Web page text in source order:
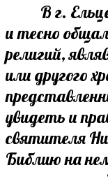
В г. Ельце
и тесно
религий,
или другого
увидеть и
святителя
Библию на